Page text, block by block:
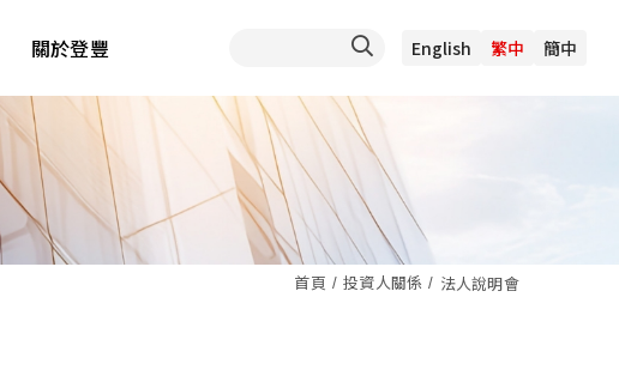
關於登豐 English 繁中 簡中
首頁 投資人關係 法人說明會